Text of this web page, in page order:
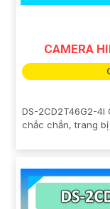
CAMERA
DS-2CD2T46G2-
chắc chắn, trang